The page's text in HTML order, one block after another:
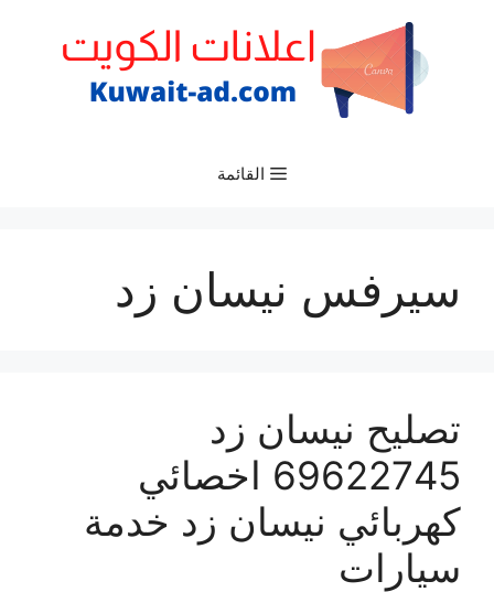
القائمة
سيرفس نيسان زد
تصليح نيسان زد
69622745 اخصائي
كهربائي نيسان زد خدمة
سيارات